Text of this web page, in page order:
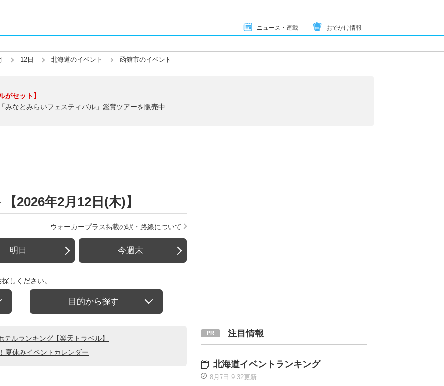
ニュース・連載 おでかけ情報
12日 北海道のイベント 函館市のイベント
がセット】
みなとみらいフェスティバル」鑑賞ツアーを販売中
2026年2月12日(木)】
ウォーカープラス掲載の駅・路線について
明日 今週末
しください。
目的から探す
ルランキング【楽天トラベル】
夏休みイベントカレンダー
注目情報
北海道イベントランキング
8月7日 9:32更新